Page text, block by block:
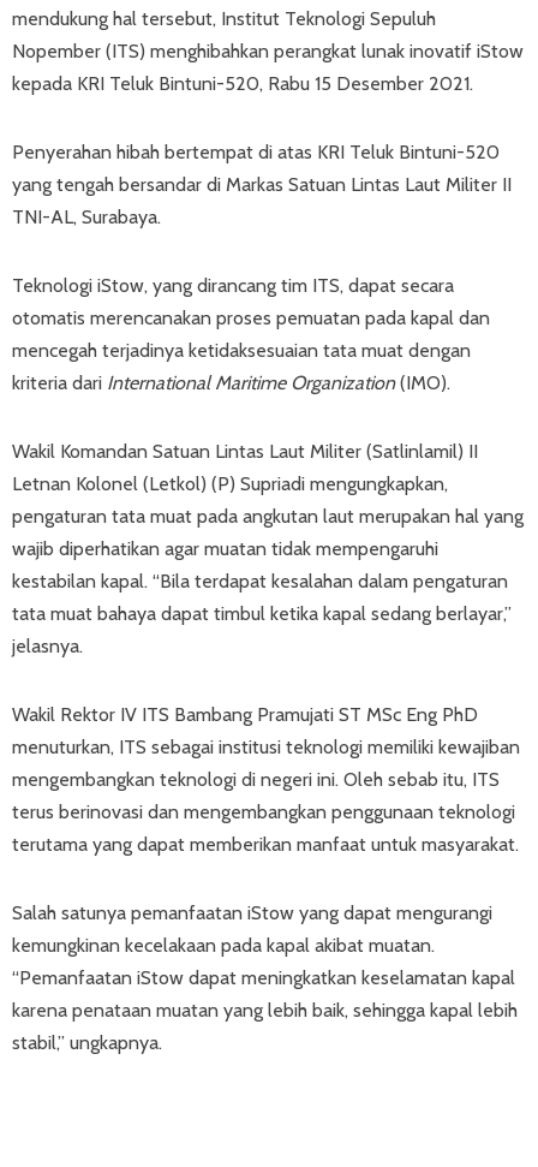
mendukung hal tersebut, Institut Teknologi Sepuluh
Nopember (ITS) menghibahkan perangkat lunak inovatif iStow
kepada KRI Teluk Bintuni-520, Rabu 15 Desember 2021.
Penyerahan hibah bertempat di atas KRI Teluk Bintuni-520
yang tengah bersandar di Markas Satuan Lintas Laut Militer II
TNI-AL, Surabaya.
Teknologi iStow, yang dirancang tim ITS, dapat secara
otomatis merencanakan proses pemuatan pada kapal dan
mencegah terjadinya ketidaksesuaian tata muat dengan
kriteria dari International Maritime Organization(IMO).
Wakil Komandan Satuan Lintas Laut Militer (Satlinlamil) II
Letnan Kolonel (Letkol) (P) Supriadi mengungkapkan,
pengaturan tata muat pada angkutan laut merupakan hal yang
wajib diperhatikan agar muatan tidak mempengaruhi
kestabilan kapal. “Bila terdapat kesalahan dalam pengaturan
tata muat bahaya dapat timbul ketika kapal sedang berlayar,”
jelasnya.
Wakil Rektor IV ITS Bambang Pramujati ST MSc Eng PhD
menuturkan, ITS sebagai institusi teknologi memiliki kewajiban
mengembangkan teknologi di negeri ini. Oleh sebab itu, ITS
terus berinovasi dan mengembangkan penggunaan teknologi
terutama yang dapat memberikan manfaat untuk masyarakat.
Salah satunya pemanfaatan iStow yang dapat mengurangi
kemungkinan kecelakaan pada kapal akibat muatan.
“Pemanfaatan iStow dapat meningkatkan keselamatan kapal
karena penataan muatan yang lebih baik, sehingga kapal lebih
stabil,” ungkapnya.